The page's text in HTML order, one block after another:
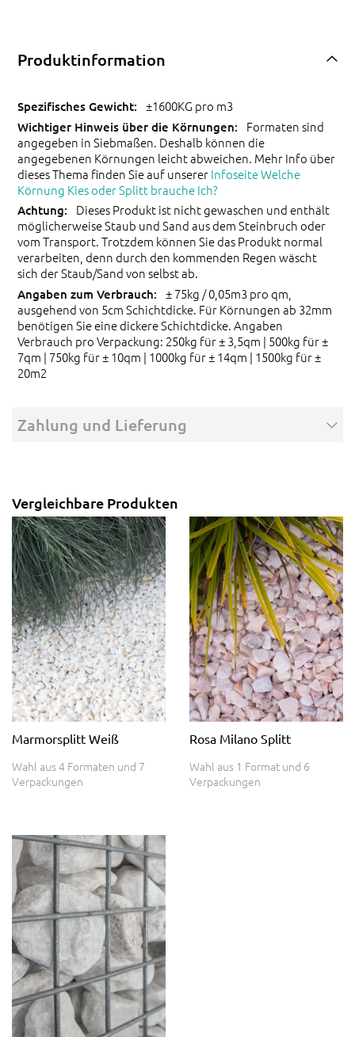
Produktinformation
±1600KG pro m3
Formaten sind
angegeben in Siebmaßen. Deshalb können die
angegebenen Körnungen leicht abweichen. Mehr Info über
dieses Thema finden Sie auf unsererInfoseite Welche
Körnung Kies oder Splitt brauche Ich?
Dieses Produkt ist nicht gewaschen und enthält
möglicherweise Staub und Sand aus dem Steinbruch oder
vom Transport. Trotzdem können Sie das Produkt normal
verarbeiten, denn durch den kommenden Regen wäscht
sich der Staub/Sand von selbst ab.
± 75kg / 0,05m3 pro qm,
ausgehend von 5cm Schichtdicke. Für Körnungen ab 32mm
benötigen Sie eine dickere Schichtdicke. Angaben
Verbrauch pro Verpackung: 250kg für ± 3,5qm | 500kg für ±
7qm | 750kg für ± 10qm | 1000kg für ± 14qm | 1500kg für ±
20m2
Zahlung und Lieferung
Vergleichbare Produkten
Marmorsplitt Weiß
Wahl aus 4 Formaten und 7
Verpackungen
Rosa Milano Splitt
Wahl aus 1 Format und 6
Verpackungen